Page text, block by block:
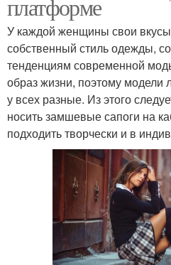
платформе
У каждой женщины свои
собственный стиль одежды,
тенденциям современной
образ жизни, поэтому
у всех разные. Из этого
носить замшевые сапоги на
подходить творчески и в